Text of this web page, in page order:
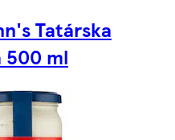
Tatárska
500 ml